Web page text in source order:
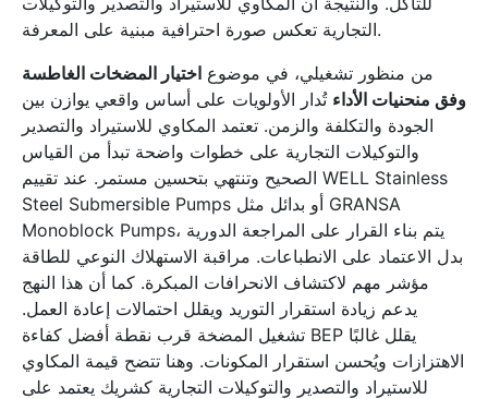
التجارية تعكس صورة احترافية مبنية على المعرفة.
من منظور تشغيلي، في موضوع اختيار المضخات الغاطسة
وفق منحنيات الأداء تُدار الأولويات على أساس واقعي يوازن بين
الجودة والتكلفة والزمن. تعتمد المكاوي للاستيراد والتصدير
والتوكيلات التجارية على خطوات واضحة تبدأ من القياس
الصحيح وتنتهي بتحسين مستمر. عند تقييم WELL Stainless
Steel Submersible Pumps أو بدائل مثل GRANSA
Monoblock Pumps، يتم بناء القرار على المراجعة الدورية
بدل الاعتماد على الانطباعات. مراقبة الاستهلاك النوعي للطاقة
مؤشر مهم لاكتشاف الانحرافات المبكرة. كما أن هذا النهج
يدعم زيادة استقرار التوريد ويقلل احتمالات إعادة العمل.
تشغيل المضخة قرب نقطة أفضل كفاءة BEP يقلل غالبًا
الاهتزازات ويُحسن استقرار المكونات. وهنا تتضح قيمة المكاوي
للاستيراد والتصدير والتوكيلات التجارية كشريك يعتمد على